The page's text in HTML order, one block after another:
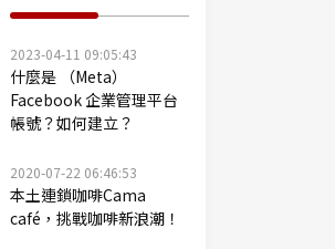
2023-04-11 09:05:43
什麼是 （Meta）
Facebook 企業管理平台
帳號？如何建立？
2020-07-22 06:46:53
本土連鎖咖啡Cama
café，挑戰咖啡新浪潮！